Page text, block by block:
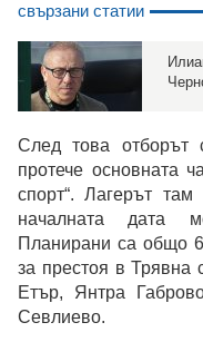
свързани статии
След това отборът
протече основната
спорт“. Лагерът
началната дата
Планирани са общо 6
за престоя в Трявна
Етър, Янтра
Севлиево.